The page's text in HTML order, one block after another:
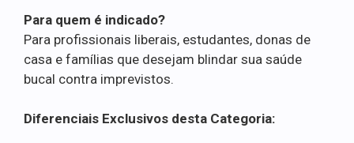
Para quem é indicado?
Para profissionais liberais, estudantes, donas de
casa e famílias que desejam blindar sua saúde
bucal contra imprevistos.
Diferenciais Exclusivos desta Categoria: